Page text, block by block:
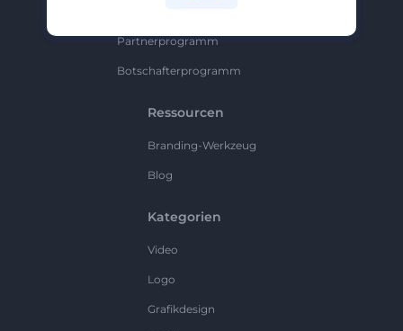
Partnerprogramm
Botschafterprogramm
Ressourcen
Branding-Werkzeug
Blog
Kategorien
Video
Logo
Grafikdesign